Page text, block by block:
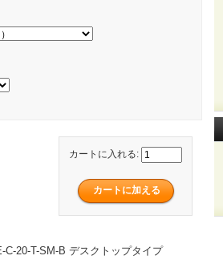
カートに入れる:
20-T-SM-B デスクトップタイプ